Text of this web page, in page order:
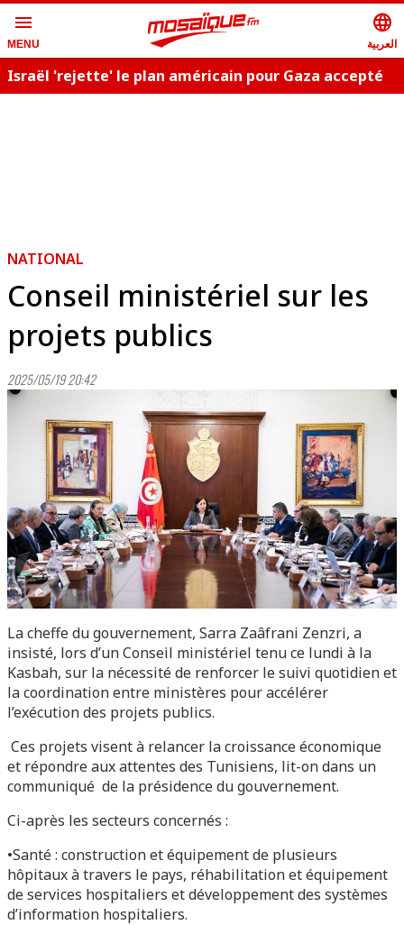
menu
MENU
language
العربية
Israël 'rejette' le plan américain pour Gaza accepté
NATIONAL
Conseil ministériel sur les
projets publics
2025/05/19 20:42
La cheffe du gouvernement, Sarra Zaâfrani Zenzri, a
insisté, lors d’un Conseil ministériel tenu ce lundi à la
Kasbah, sur la nécessité de renforcer le suivi quotidien et
la coordination entre ministères pour accélérer
l’exécution des projets publics.
Ces projets visent à relancer la croissance économique
et répondre aux attentes des Tunisiens, lit-on dans un
communiqué de la présidence du gouvernement.
Ci-après les secteurs concernés :
•Santé : construction et équipement de plusieurs
hôpitaux à travers le pays, réhabilitation et équipement
de services hospitaliers et développement des systèmes
d’information hospitaliers.